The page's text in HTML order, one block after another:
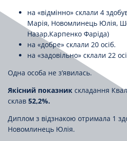
на «відмінно» склали 4
Марія, Новомлинець Юлія,
Назар,Карпенко Фаріда)
на «добре» склали 20 осіб.
на «задовільно» склали 22
Одна особа не з’явилась.
Якісний показник складання
склав 52,2%.
Диплом з відзнакою отримала 1
Новомлинець Юлія.